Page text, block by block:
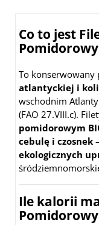
Co to jest
To konserwowany
atlantyckiej i
wschodnim
(FAO 27.VIII.c).
pomidorowym
cebulę i czosnek
ekologicznych
Ile kalorii